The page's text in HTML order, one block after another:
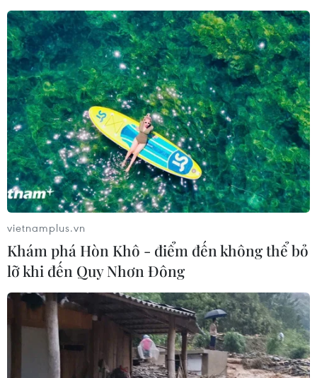
Liên minh châu Âu nhất trí cắt giảm 37%
lượng khí thải ôtô vào 2030
18/12/2018 01:38
Các nước thành viên Liên minh châu Âu (EU) và Nghị
viện châu Âu (EP) đã đạt được thỏa thuận đồng ý cắt
giảm 37,5% lượng khí thải carbon dioxide từ ôtô mới
vào năm 2030.
vietnamplus.vn
Khám phá Hòn Khô - điểm đến không thể bỏ
lỡ khi đến Quy Nhơn Đông